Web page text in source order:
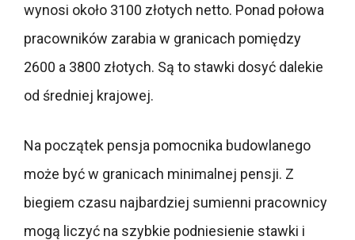
wynosi około 3100 złotych netto. Ponad połowa
pracowników zarabia w granicach pomiędzy
2600 a 3800 złotych. Są to stawki dosyć dalekie
od średniej krajowej.
Na początek pensja pomocnika budowlanego
może być w granicach minimalnej pensji. Z
biegiem czasu najbardziej sumienni pracownicy
mogą liczyć na szybkie podniesienie stawki i